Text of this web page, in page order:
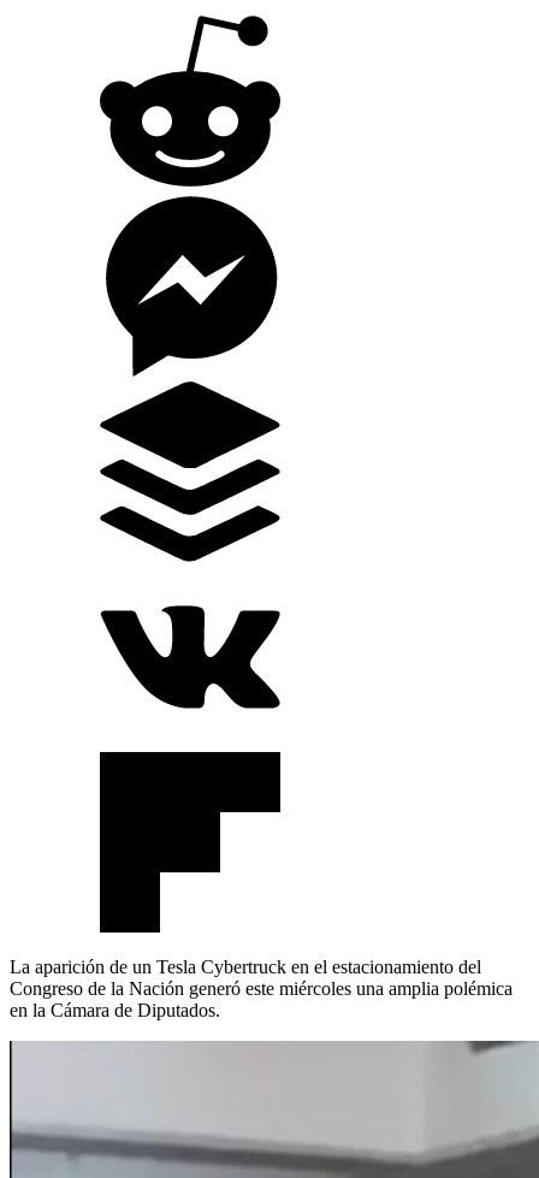
La aparición de un Tesla Cybertruck en el estacionamiento del
Congreso de la Nación generó este miércoles una amplia polémica
en la Cámara de Diputados.